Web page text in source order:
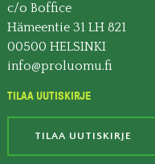
c/o Boffice
Hämeentie 31 LH 821
00500 HELSINKI
info@proluomu.fi
TILAA UUTISKIRJE
TILAA UUTISKIRJE